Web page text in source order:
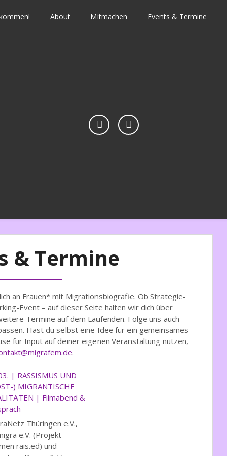
About Mitmachen Events & Termine
& Termine
an Frauen* mit Migrationsbiografie. Ob Strategie-
Event – auf dieser Seite halten wir dich über
Termine auf dem Laufenden. Folge uns auch
Hast du selbst eine Idee für ein gemeinsames
für Input auf deiner eigenen Veranstaltung nutzen,
.
| RASSISMUS UND
) MIGRANTISCHE
| Filmabend &
Thüringen e.V.,
e.V. (Projekt
rais.ed) und